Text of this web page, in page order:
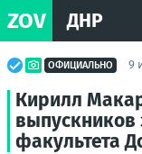
ZOV ДНР
ОФИЦИАЛЬНО 9
Кирилл
выпускников
факультета